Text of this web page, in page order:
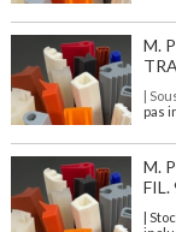
M.
|
pas
M.
FIL.
|